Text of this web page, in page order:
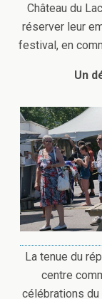
Château du
réserver leur
festival, en
Un
La tenue du
centre
célébrations